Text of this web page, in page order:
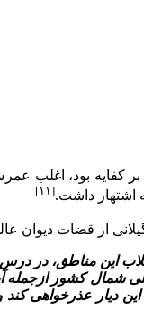
کفایه بود، اغلب
اشتهار داشت.[۱۱]
از قضات دیوان
این مناطق، در درس
شمال کشور ازجمله
دیار عذرخواهى